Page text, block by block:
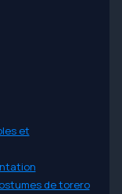
et
de torero